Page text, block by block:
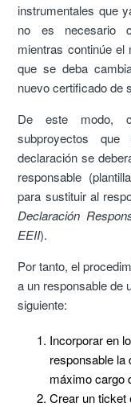
instrumentales que
no es necesario
mientras continúe
que se deba
nuevo certificado de
De este modo,
subproyectos
declaración se
responsable
para sustituir al
Declaración
EEII).
Por tanto, el
a un responsable de
siguiente:
Incorporar en
responsable la
máximo cargo
Crear un ticket